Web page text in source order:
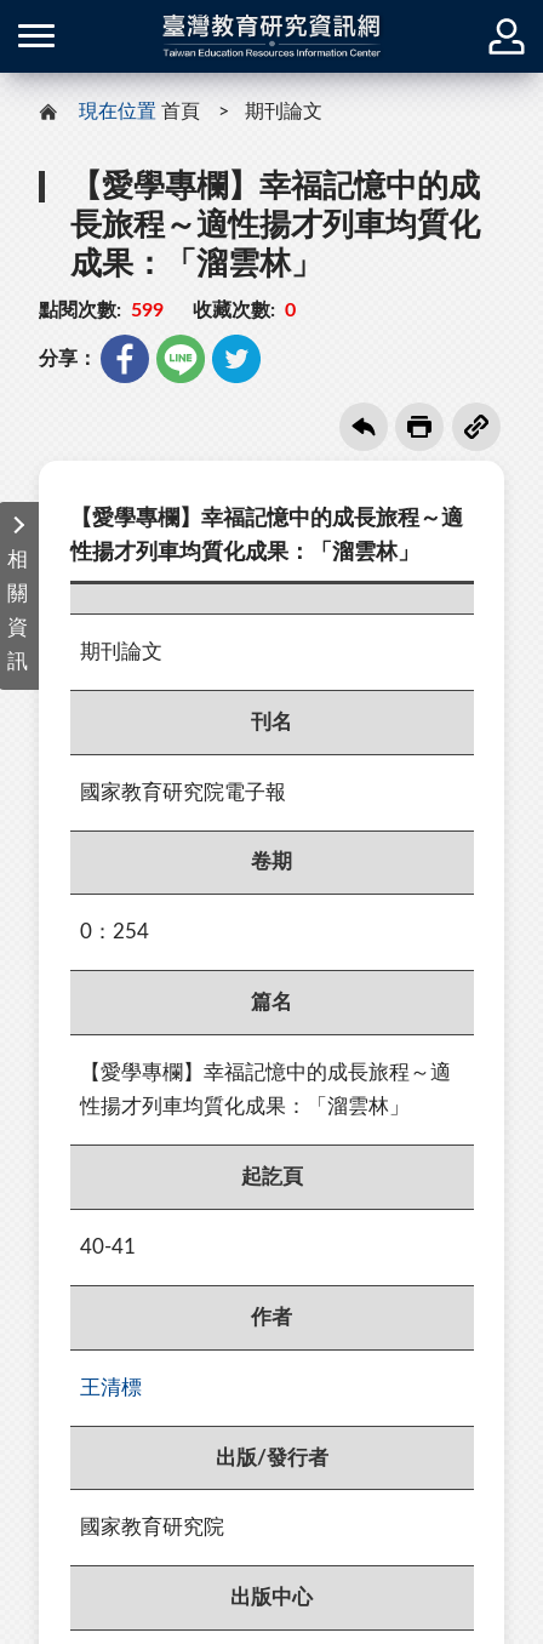
現在位置 首頁 期刊論文
【愛學專欄】幸福記憶中的成
長旅程～適性揚才列車均質化
成果：「溜雲林」
點閱次數: 599 收藏次數: 0
分享：
相
關
資
訊
【愛學專欄】幸福記憶中的成長旅程～適
性揚才列車均質化成果：「溜雲林」
期刊論文
刊名
國家教育研究院電子報
卷期
0：254
篇名
【愛學專欄】幸福記憶中的成長旅程～適
性揚才列車均質化成果：「溜雲林」
起訖頁
40-41
作者
王清標
出版/發行者
國家教育研究院
出版中心